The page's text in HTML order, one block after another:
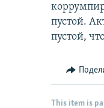
пустой.
пустой,
This item is